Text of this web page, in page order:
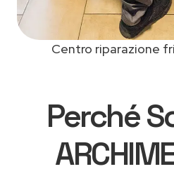
Centro riparazione
Perché